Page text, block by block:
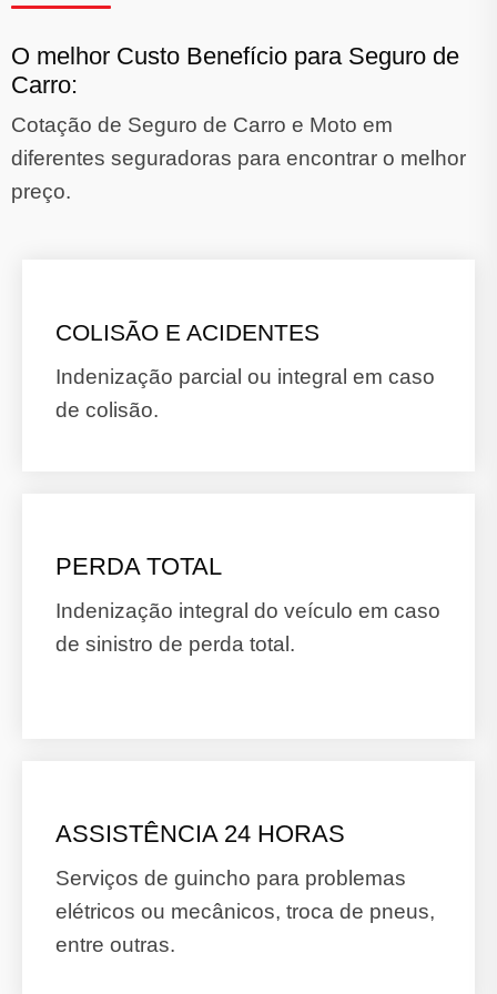
O melhor Custo Benefício para Seguro de
Carro:
Cotação de Seguro de Carro e Moto em
diferentes seguradoras para encontrar o melhor
preço.
COLISÃO E ACIDENTES
Indenização parcial ou integral em caso
de colisão.
PERDA TOTAL
Indenização integral do veículo em caso
de sinistro de perda total.
ASSISTÊNCIA 24 HORAS
Serviços de guincho para problemas
elétricos ou mecânicos, troca de pneus,
entre outras.